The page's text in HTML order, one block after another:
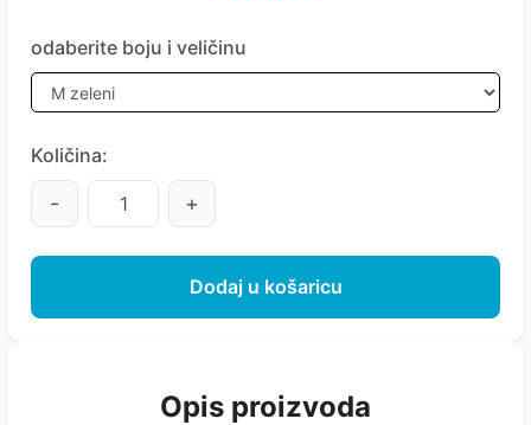
odaberite boju i veličinu
Količina:
- +
Dodaj u košaricu
Opis proizvoda